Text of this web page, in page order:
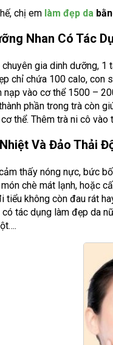
chị em làm đẹp da
Nhan Có Tác
gia dinh dưỡng, 1
chỉ chứa 100 calo, con
nạp vào cơ thể 1500 –
phần trong trà còn
cơ thể. Thêm trà ni cô
Và Đảo Thải
thấy nóng nực, bức
chè mát lạnh, hoặc
tiểu không còn đau rát
tác dụng làm đẹp da